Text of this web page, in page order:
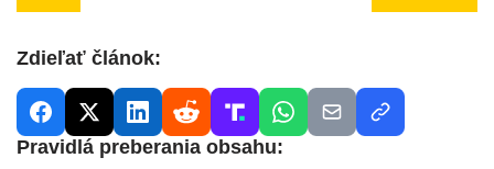
Zdieľať článok:
Pravidlá preberania obsahu: